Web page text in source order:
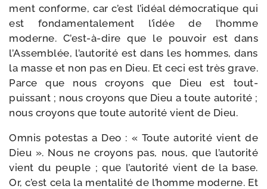
ment conforme, car c’est l’idéal démo­cra­tique qui
est fon­da­men­ta­le­ment l’idée de l’homme
moderne. C’est-à-dire que le pou­voir est dans
l’Assemblée, l’autorité est dans les hommes, dans
la masse et non pas en Dieu. Et ceci est très grave.
Parce que nous croyons que Dieu est tout-​
puissant ; nous croyons que Dieu a toute auto­ri­té ;
nous croyons que toute auto­ri­té vient de Dieu.
Omnis potes­tas a Deo : « Toute auto­ri­té vient de
Dieu ». Nous ne croyons pas, nous, que l’autorité
vient du peuple ; que l’autorité vient de la base.
Or, c’est cela la men­ta­li­té de l’homme moderne. Et